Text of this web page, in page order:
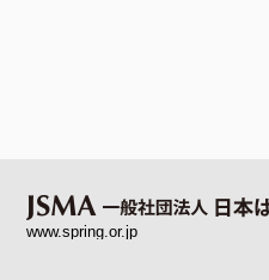
www.spring.or.jp